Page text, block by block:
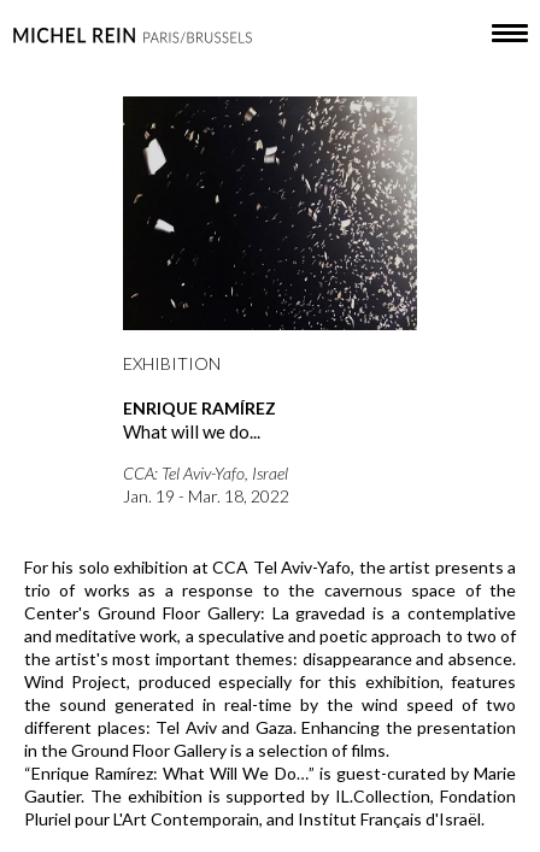
EXHIBITION
ENRIQUE RAMÍREZ
What will we do...
CCA: Tel Aviv-Yafo, Israel
Jan. 19 - Mar. 18, 2022
For his solo exhibition at CCA Tel Aviv-Yafo, the artist presents a
trio of works as a response to the cavernous space of the
Center's Ground Floor Gallery: La gravedad is a contemplative
and meditative work, a speculative and poetic approach to two of
the artist's most important themes: disappearance and absence.
Wind Project, produced especially for this exhibition, features
the sound generated in real-time by the wind speed of two
different places: Tel Aviv and Gaza. Enhancing the presentation
in the Ground Floor Gallery is a selection of films.
“Enrique Ramírez: What Will We Do…” is guest-curated by Marie
Gautier. The exhibition is supported by IL.Collection, Fondation
Pluriel pour L'Art Contemporain, and Institut Français d'Israël.